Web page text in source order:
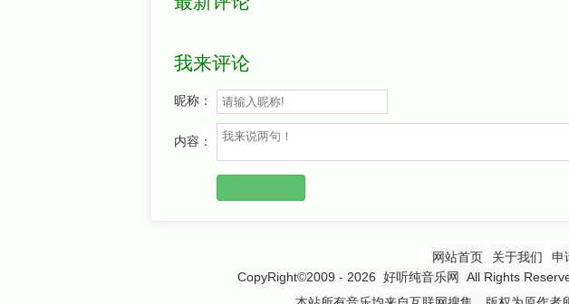
我来评论
昵称：
内容：
网站首页 关于我们 申
CopyRight©2009 - 2026 好听纯音乐网
All Rights